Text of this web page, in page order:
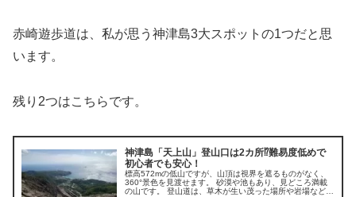
赤崎遊歩道は、私が思う神津島3大スポットの1つだと思
います。
残り2つはこちらです。
神津島「天上山」登山口は2カ所⁉難易度低めで
初心者でも安心！
標高572mの低山ですが、山頂は視界を遮るものがなく、
360°景色を見渡せます。 砂漠や池もあり、見どころ満載
の山です。 登山道は、草木が生い茂った場所や岩場など